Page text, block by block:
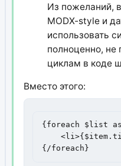
Из пожеланий,
MODX-style и
использовать
полноценно, не
циклам в коде
Вместо этого:
{foreach $list
{/foreach}